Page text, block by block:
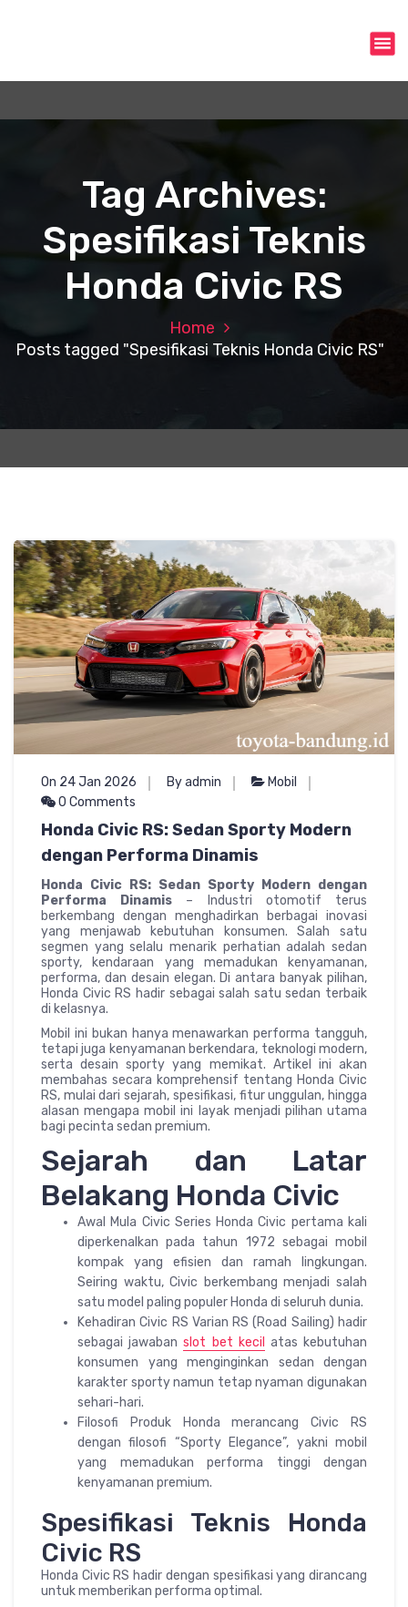
Tag Archives:
Spesifikasi Teknis
Honda Civic RS
Home
Posts tagged "Spesifikasi Teknis Honda Civic RS"
On 24 Jan 2026 By admin
Mobil
0 Comments
Honda Civic RS: Sedan Sporty Modern
dengan Performa Dinamis
Honda Civic RS: Sedan Sporty Modern dengan
Performa Dinamis – Industri otomotif terus
berkembang dengan menghadirkan berbagai inovasi
yang menjawab kebutuhan konsumen. Salah satu
segmen yang selalu menarik perhatian adalah sedan
sporty, kendaraan yang memadukan kenyamanan,
performa, dan desain elegan. Di antara banyak pilihan,
Honda Civic RS hadir sebagai salah satu sedan terbaik
di kelasnya.
Mobil ini bukan hanya menawarkan performa tangguh,
tetapi juga kenyamanan berkendara, teknologi modern,
serta desain sporty yang memikat. Artikel ini akan
membahas secara komprehensif tentang Honda Civic
RS, mulai dari sejarah, spesifikasi, fitur unggulan, hingga
alasan mengapa mobil ini layak menjadi pilihan utama
bagi pecinta sedan premium.
Sejarah dan Latar
Belakang Honda Civic
Awal Mula Civic Series Honda Civic pertama kali
diperkenalkan pada tahun 1972 sebagai mobil
kompak yang efisien dan ramah lingkungan.
Seiring waktu, Civic berkembang menjadi salah
satu model paling populer Honda di seluruh dunia.
Kehadiran Civic RS Varian RS (Road Sailing) hadir
sebagai jawabanslot bet kecil atas kebutuhan
konsumen yang menginginkan sedan dengan
karakter sporty namun tetap nyaman digunakan
sehari-hari.
Filosofi Produk Honda merancang Civic RS
dengan filosofi “Sporty Elegance”, yakni mobil
yang memadukan performa tinggi dengan
kenyamanan premium.
Spesifikasi Teknis Honda
Civic RS
Honda Civic RS hadir dengan spesifikasi yang dirancang
untuk memberikan performa optimal.